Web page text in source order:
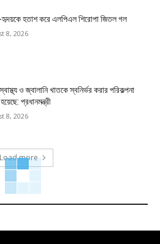
হৃদয়কে হতাশ করে এলপিএল শিরোপা জিতল গল
8, 2026
স্বাস্থ্য ও জ্বালানি খাতকে স্বনির্ভর করার পরিকল্পনা
প্রধানমন্ত্রী
8, 2026
Load more